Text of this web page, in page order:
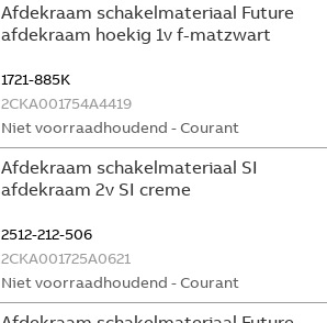
Afdekraam schakelmateriaal Future
afdekraam hoekig 1v f-matzwart
1721-885K
2CKA001754A4419
Niet voorraadhoudend - Courant
Afdekraam schakelmateriaal SI
afdekraam 2v SI creme
2512-212-506
2CKA001725A0621
Niet voorraadhoudend - Courant